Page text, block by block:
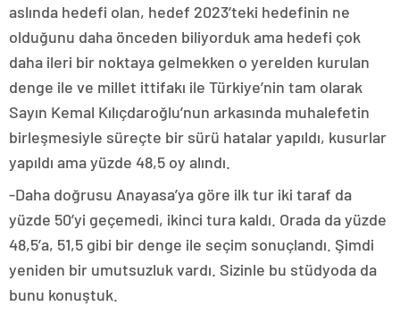
aslında hedefi olan, hedef 2023’teki hedefinin ne
olduğunu daha önceden biliyorduk ama hedefi çok
daha ileri bir noktaya gelmekken o yerelden kurulan
denge ile ve millet ittifakı ile Türkiye’nin tam olarak
Sayın Kemal Kılıçdaroğlu’nun arkasında muhalefetin
birleşmesiyle süreçte bir sürü hatalar yapıldı, kusurlar
yapıldı ama yüzde 48,5 oy alındı.
-Daha doğrusu Anayasa’ya göre ilk tur iki taraf da
yüzde 50’yi geçemedi, ikinci tura kaldı. Orada da yüzde
48,5’a, 51,5 gibi bir denge ile seçim sonuçlandı. Şimdi
yeniden bir umutsuzluk vardı. Sizinle bu stüdyoda da
bunu konuştuk.